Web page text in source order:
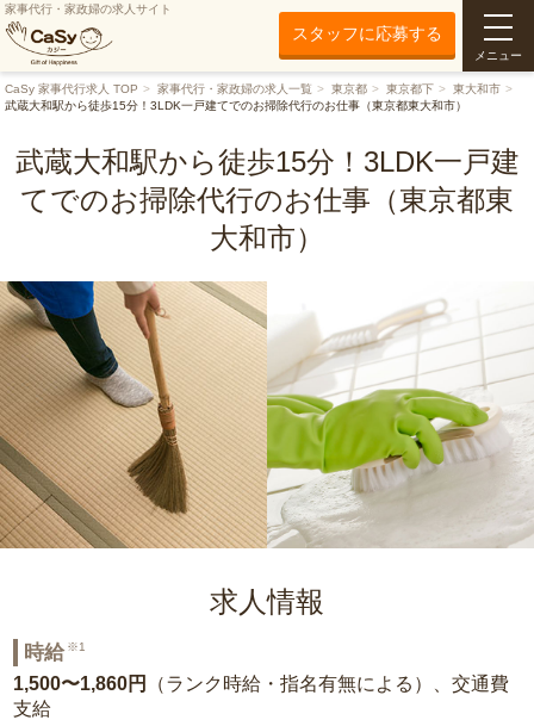
家事代行・家政婦の求人サイト
スタッフに応募する
メニュー
CaSy 家事代行求人 TOP 家事代行・家政婦の求人一覧 東京都 東京都下
東大和市
武蔵大和駅から徒歩15分！3LDK一戸建てでのお掃除代行のお仕事（東京都東大和市）
武蔵大和駅から徒歩15分！3LDK一戸建
てでのお掃除代行のお仕事（東京都東
大和市）
求人情報
時給 ※1
1,500〜1,860円
（ランク時給・指名有無による）、交通費
支給